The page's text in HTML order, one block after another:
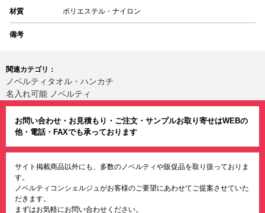
材質 ポリエステル・ナイロン
備考
関連カテゴリ：
ノベルティタオル・ハンカチ
名入れ可能 ノベルティ
お問い合わせ・お見積もり・ご注文・サンプルお取り寄せはWEBの
他・電話・FAXでも承っております
サイト掲載商品以外にも、多数のノベルティや販促品を取り扱っておりま
す。
ノベルティコンシェルジュがお客様のご要望にあわせてご提案させていた
だきます。
まずはお気軽にお問い合わせください。